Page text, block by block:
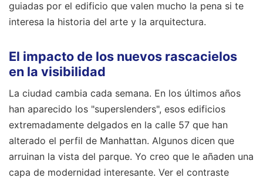
guiadas por el edificio que valen mucho la pena si te
interesa la historia del arte y la arquitectura.
El impacto de los nuevos rascacielos
en la visibilidad
La ciudad cambia cada semana. En los últimos años
han aparecido los "superslenders", esos edificios
extremadamente delgados en la calle 57 que han
alterado el perfil de Manhattan. Algunos dicen que
arruinan la vista del parque. Yo creo que le añaden una
capa de modernidad interesante. Ver el contraste